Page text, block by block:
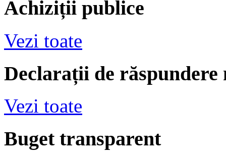
Achiziții publice
Vezi toate
Declarații de răspundere
Vezi toate
Buget transparent